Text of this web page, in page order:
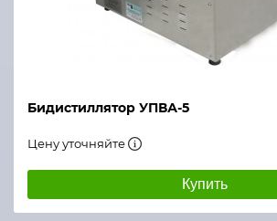
Бидистиллятор УПВА-5
Цену уточняйте
Купить